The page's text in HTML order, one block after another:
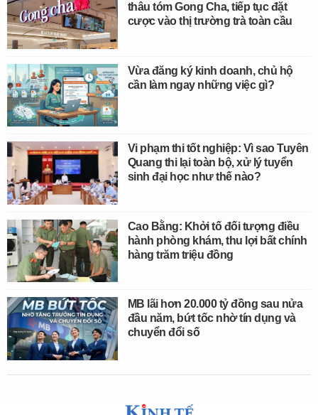
thâu tóm Gong Cha, tiếp tục đặt
cược vào thị trường trà toàn cầu
Vừa đăng ký kinh doanh, chủ hộ
cần làm ngay những việc gì?
Vi phạm thi tốt nghiệp: Vì sao Tuyên
Quang thi lại toàn bộ, xử lý tuyển
sinh đại học như thế nào?
Cao Bằng: Khởi tố đối tượng điều
hành phòng khám, thu lợi bất chính
hàng trăm triệu đồng
MB lãi hơn 20.000 tỷ đồng sau nửa
đầu năm, bứt tốc nhờ tín dụng và
chuyển đổi số